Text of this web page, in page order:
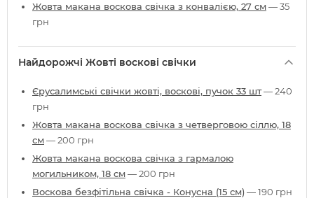
Жовта макана воскова свічка з конвалією, 27 см— 35
грн
Найдорожчі Жовті воскові свічки
Єрусалимські свічки жовті, воскові, пучок 33 шт— 240
грн
Жовта макана воскова свічка з четверговою сіллю, 18
см— 200 грн
Жовта макана воскова свічка з гармалою
могильником, 18 см— 200 грн
Воскова безфітільна свічка - Конусна (15 см)— 190 грн